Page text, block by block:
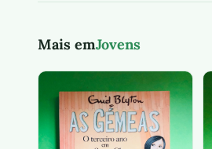
Mais emJovens